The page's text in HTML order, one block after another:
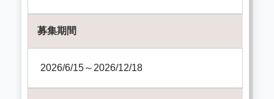
募集期間
2026/6/15～2026/12/18